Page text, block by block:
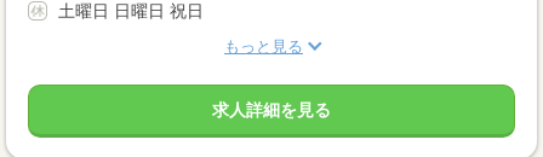
土曜日 日曜日 祝日
もっと見る
求人詳細を見る